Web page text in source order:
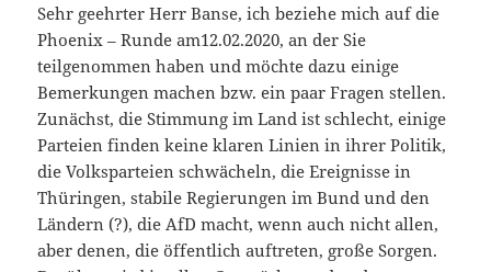
Sehr geehrter Herr Banse, ich beziehe mich auf die
Phoenix – Runde am12.02.2020, an der Sie
teilgenommen haben und möchte dazu einige
Bemerkungen machen bzw. ein paar Fragen stellen.
Zunächst, die Stimmung im Land ist schlecht, einige
Parteien finden keine klaren Linien in ihrer Politik,
die Volksparteien schwächeln, die Ereignisse in
Thüringen, stabile Regierungen im Bund und den
Ländern (?), die AfD macht, wenn auch nicht allen,
aber denen, die öffentlich auftreten, große Sorgen.